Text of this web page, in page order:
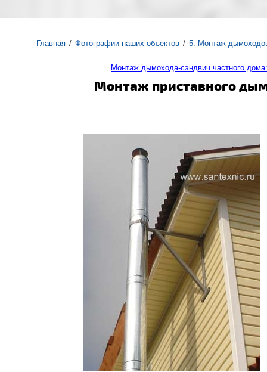
Главная Фотографии наших объектов 5. Монтаж
Монтаж дымохода-сэндвич частного
Монтаж приставного